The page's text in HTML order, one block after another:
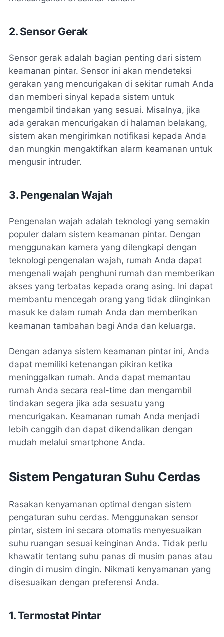
2. Sensor Gerak
Sensor gerak adalah bagian penting dari sistem
keamanan pintar. Sensor ini akan mendeteksi
gerakan yang mencurigakan di sekitar rumah Anda
dan memberi sinyal kepada sistem untuk
mengambil tindakan yang sesuai. Misalnya, jika
ada gerakan mencurigakan di halaman belakang,
sistem akan mengirimkan notifikasi kepada Anda
dan mungkin mengaktifkan alarm keamanan untuk
mengusir intruder.
3. Pengenalan Wajah
Pengenalan wajah adalah teknologi yang semakin
populer dalam sistem keamanan pintar. Dengan
menggunakan kamera yang dilengkapi dengan
teknologi pengenalan wajah, rumah Anda dapat
mengenali wajah penghuni rumah dan memberikan
akses yang terbatas kepada orang asing. Ini dapat
membantu mencegah orang yang tidak diinginkan
masuk ke dalam rumah Anda dan memberikan
keamanan tambahan bagi Anda dan keluarga.
Dengan adanya sistem keamanan pintar ini, Anda
dapat memiliki ketenangan pikiran ketika
meninggalkan rumah. Anda dapat memantau
rumah Anda secara real-time dan mengambil
tindakan segera jika ada sesuatu yang
mencurigakan. Keamanan rumah Anda menjadi
lebih canggih dan dapat dikendalikan dengan
mudah melalui smartphone Anda.
Sistem Pengaturan Suhu Cerdas
Rasakan kenyamanan optimal dengan sistem
pengaturan suhu cerdas. Menggunakan sensor
pintar, sistem ini secara otomatis menyesuaikan
suhu ruangan sesuai keinginan Anda. Tidak perlu
khawatir tentang suhu panas di musim panas atau
dingin di musim dingin. Nikmati kenyamanan yang
disesuaikan dengan preferensi Anda.
1. Termostat Pintar